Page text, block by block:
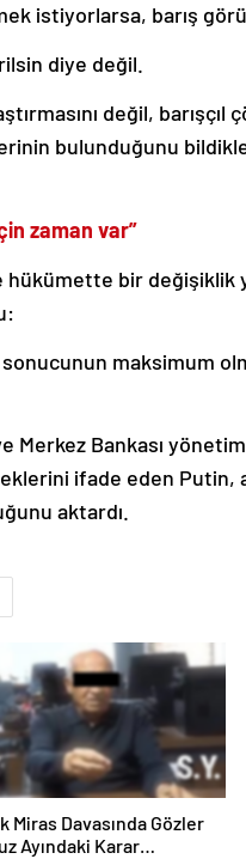
istiyorlarsa, barış
diye değil.
değil, barışçıl
bulunduğunu
zaman var”
bir değişiklik
maksimum
Merkez Bankası
ifade eden Putin,
aktardı.
Miras Davasında Gözler
Ayındaki Karar